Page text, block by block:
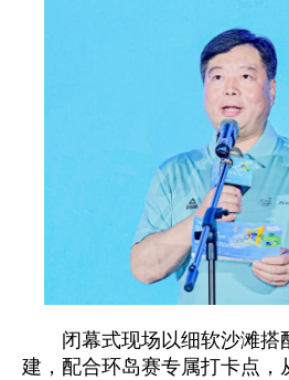
闭幕式现场以细软沙滩搭
建，配合环岛赛专属打卡点，